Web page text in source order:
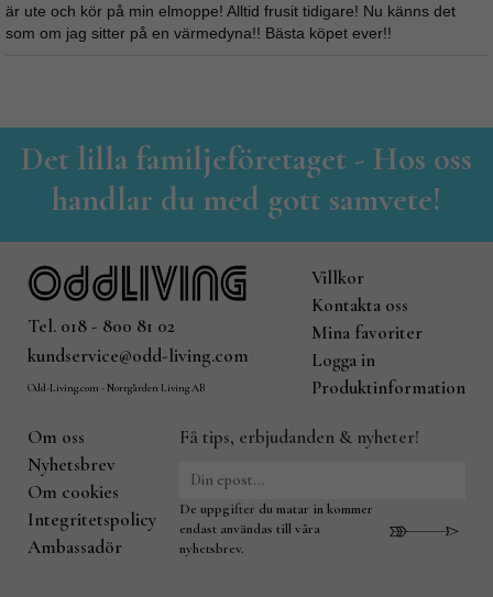
är ute och kör på min elmoppe! Alltid frusit tidigare! Nu känns det
som om jag sitter på en värmedyna!! Bästa köpet ever!!
Det lilla familjeföretaget - Hos oss
handlar du med gott samvete!
Tel. 018 - 800 81 02
kundservice@odd-living.com
Odd-Living.com - Norrgården Living AB
Villkor
Kontakta oss
Mina favoriter
Logga in
Produktinformation
Om oss
Nyhetsbrev
Om cookies
Integritetspolicy
Ambassadör
Få tips, erbjudanden & nyheter!
De uppgifter du matar in kommer
endast användas till våra
nyhetsbrev.